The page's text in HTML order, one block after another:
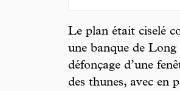
Le plan était ciselé
une banque de
défonçage d’une
des thunes, avec en